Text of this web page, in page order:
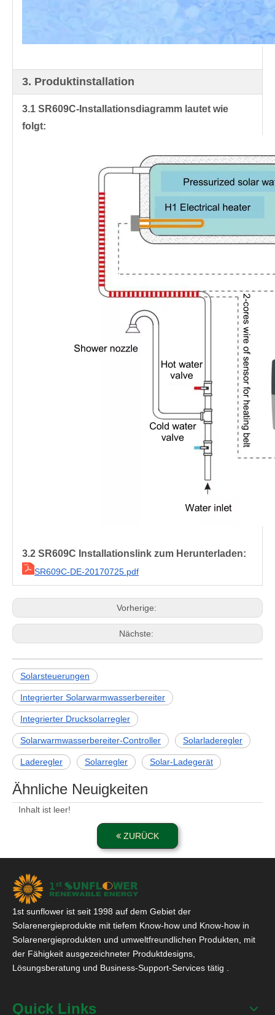
3. Produktinstallation
3.1 SR609C-Installationsdiagramm lautet wie
folgt:
3.2 SR609C Installationslink zum Herunterladen:
SR609C-DE-20170725.pdf
Vorherige:
Nächste:
Solarsteuerungen
Integrierter Solarwarmwasserbereiter
Integrierter Drucksolarregler
Solarwarmwasserbereiter-Controller Solarladeregler
Laderegler Solarregler Solar-Ladegerät
Ähnliche Neuigkeiten
Inhalt ist leer!
ZURÜCK
1st sunflower ist seit 1998 auf dem Gebiet der
Solarenergieprodukte mit tiefem Know-how und Know-how in
Solarenergieprodukten und umweltfreundlichen Produkten, mit
der Fähigkeit ausgezeichneter Produktdesigns,
Lösungsberatung und Business-Support-Services tätig .
Quick Links